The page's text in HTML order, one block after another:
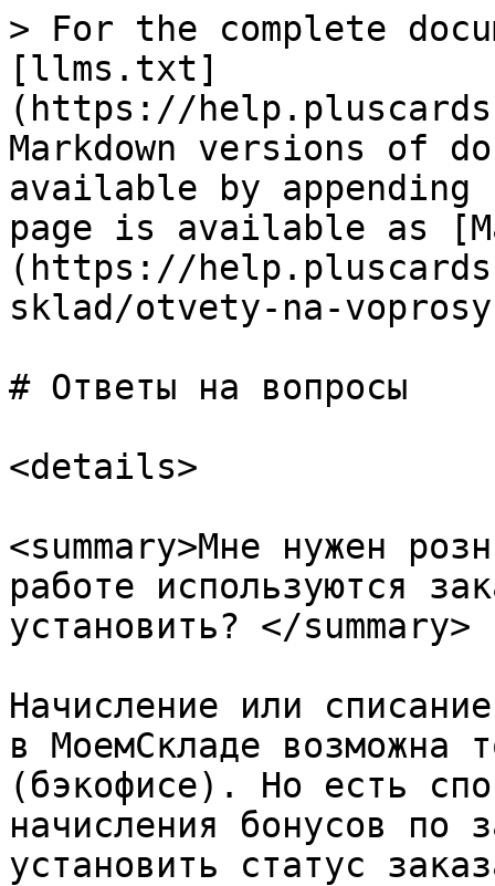
> For the complete
[llms.txt]
(https://
Markdown versions of
available by
page is available as
(https://
sklad/otvety-na-
# Ответы на вопросы
<details>
<summary>Мне нужен
работе используются
установить? </summary>
Начисление или
в МоемСкладе возможна
(бэкофисе). Но есть
начисления бонусов по
установить статус